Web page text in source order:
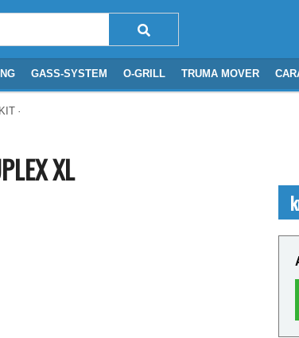
GASS-SYSTEM O-GRILL TRUMA MOVER
- OVEN DOOR SEAL. DUPLEX XL
XL